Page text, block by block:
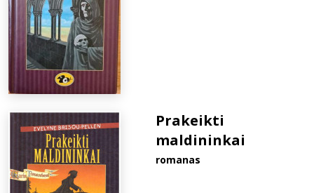
Prakeikti
maldininkai
romanas